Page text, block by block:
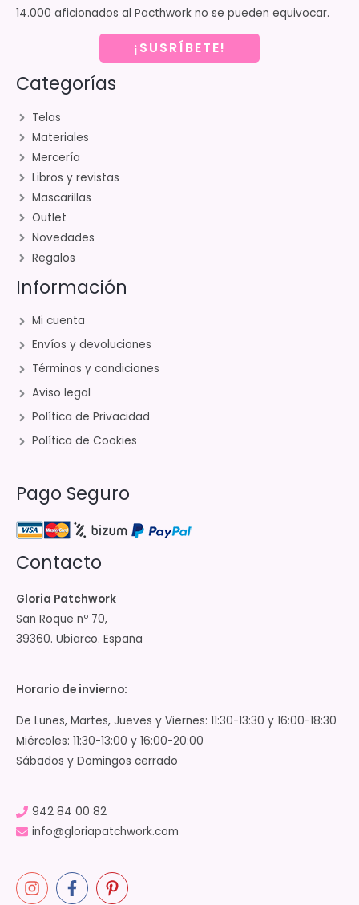
14.000 aficionados al Pacthwork no se pueden equivocar.
¡SUSRÍBETE!
Categorías
Telas
Materiales
Mercería
Libros y revistas
Mascarillas
Outlet
Novedades
Regalos
Información
Mi cuenta
Envíos y devoluciones
Términos y condiciones
Aviso legal
Política de Privacidad
Política de Cookies
Pago Seguro
Contacto
Gloria Patchwork
San Roque nº 70,
39360. Ubiarco. España
Horario de invierno:
De Lunes, Martes, Jueves y Viernes: 11:30-13:30 y 16:00-18:30
Miércoles: 11:30-13:00 y 16:00-20:00
Sábados y Domingos cerrado
942 84 00 82
info@gloriapatchwork.com